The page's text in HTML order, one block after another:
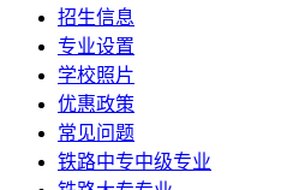
招生信息
专业设置
学校照片
优惠政策
常见问题
铁路中专中级专业